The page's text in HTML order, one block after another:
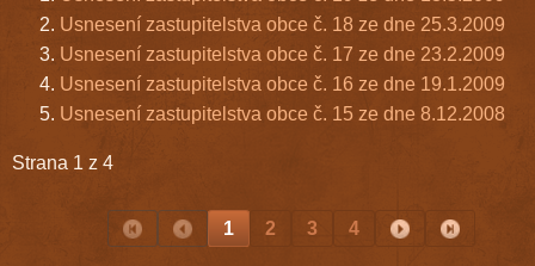
Usnesení zastupitelstva obce č. 18 ze dne 25.3.2009
Usnesení zastupitelstva obce č. 17 ze dne 23.2.2009
Usnesení zastupitelstva obce č. 16 ze dne 19.1.2009
Usnesení zastupitelstva obce č. 15 ze dne 8.12.2008
Strana 1 z 4
1 2 3 4